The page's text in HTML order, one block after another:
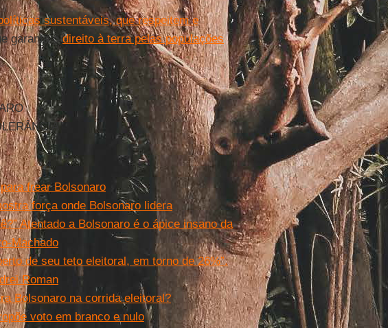
sustentáveis, que respeitem e
garanta odireito à terra pelas populações
frear Bolsonaro
força onde Bolsonaro lidera
Atentado a Bolsonaro é o ápice insano da
Machado
de seu teto eleitoral, em torno de 26%”.
Roman
Bolsonaro na corrida eleitoral?
voto em branco e nulo